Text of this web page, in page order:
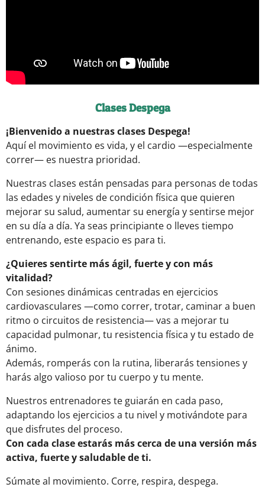
Clases Despega
¡Bienvenido a nuestras clases Despega!
Aquí el movimiento es vida, y el cardio —especialmente
correr— es nuestra prioridad.
Nuestras clases están pensadas para personas de todas
las edades y niveles de condición física que quieren
mejorar su salud, aumentar su energía y sentirse mejor
en su día a día. Ya seas principiante o lleves tiempo
entrenando, este espacio es para ti.
¿Quieres sentirte más ágil, fuerte y con más
vitalidad?
Con sesiones dinámicas centradas en ejercicios
cardiovasculares —como correr, trotar, caminar a buen
ritmo o circuitos de resistencia— vas a mejorar tu
capacidad pulmonar, tu resistencia física y tu estado de
ánimo.
Además, romperás con la rutina, liberarás tensiones y
harás algo valioso por tu cuerpo y tu mente.
Nuestros entrenadores te guiarán en cada paso,
adaptando los ejercicios a tu nivel y motivándote para
que disfrutes del proceso.
Con cada clase estarás más cerca de una versión más
activa, fuerte y saludable de ti.
Súmate al movimiento. Corre, respira, despega.